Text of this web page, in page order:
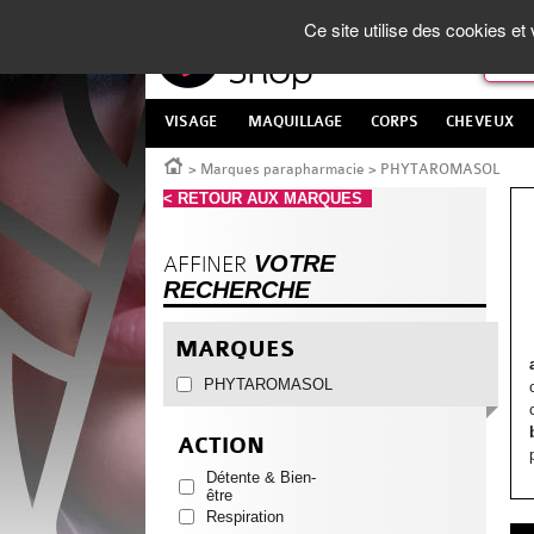
VISAGE MAQUILLAGE CORPS CHEVEUX
Accueil
> Marques parapharmacie > PHYTAROMASOL
< RETOUR AUX MARQUES
AFFINER VOTRE
RECHERCHE
MARQUES
PHYTAROMASOL
ACTION
Détente & Bien-
être
Respiration
Ce site utilise des cookies